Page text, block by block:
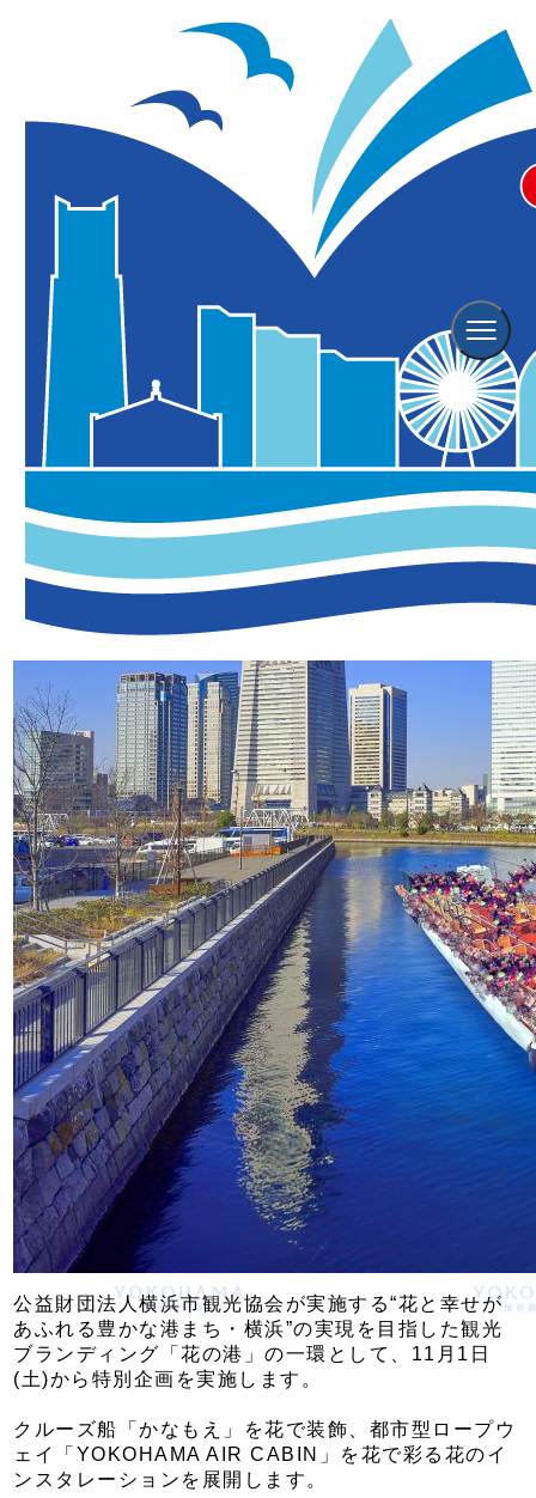
横浜観光TOP
トピックス一覧
「花の港」特別企画 船とロープウェイを彩る花のインスタレーショ
「花の港」特別企画 船とロープウェイを彩る
花のインスタレーション11/1(土)から開催！
2025年10月31日更新
公益財団法人横浜市観光協会が実施する“花と幸せが
あふれる豊かな港まち・横浜”の実現を目指した観光
ブランディング「花の港」の一環として、11月1日
(土)から特別企画を実施します。
クルーズ船「かなもえ」を花で装飾、都市型ロープウ
ェイ「YOKOHAMA AIR CABIN」を花で彩る花のイ
ンスタレーションを展開します。